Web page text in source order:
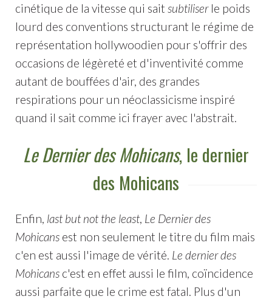
cinétique de la vitesse qui sait subtiliserle poids
lourd des conventions structurant le régime de
représentation hollywoodien pour s'offrir des
occasions de légèreté et d'inventivité comme
autant de bouffées d'air, des grandes
respirations pour un néoclassicisme inspiré
quand il sait comme ici frayer avec l'abstrait.
Le Dernier des Mohicans, le dernier
des Mohicans
Enfin, last but not the least, Le Dernier des
Mohicansest non seulement le titre du film mais
c'en est aussi l'image de vérité. Le dernier des
Mohicansc'est en effet aussi le film, coïncidence
aussi parfaite que le crime est fatal. Plus d'un